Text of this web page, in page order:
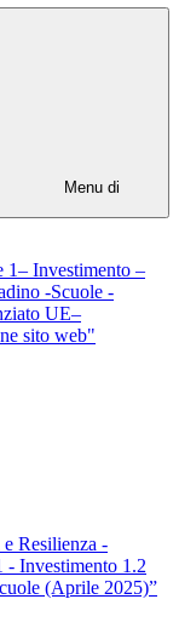
Menu di
1– Investimento –
-Scuole -
UE–
sito web"
Resilienza -
- Investimento 1.2
(Aprile 2025)”